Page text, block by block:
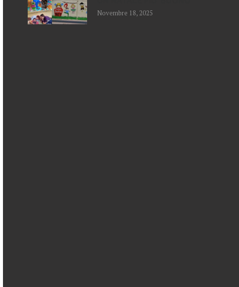
Novembre 18, 2025